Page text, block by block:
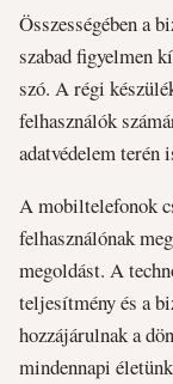
Összességében a
szabad figyelmen
szó. A régi
felhasználók
adatvédelem terén
A mobiltelefonok
felhasználónak
megoldást. A
teljesítmény és a
hozzájárulnak a
mindennapi